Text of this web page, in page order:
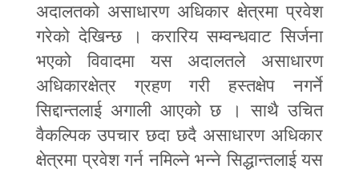
अदालतको असाधारण अधिकार क्षेत्रमा प्रवेश
गरेको देखिन्छ । करारिय सम्वन्धवाट सिर्जना
भएको विवादमा यस अदालतले असाधारण
अधिकारक्षेत्र ग्रहण गरी हस्तक्षेप नगर्ने
सिद्दान्तलाई अगाली आएको छ । साथै उचित
वैकल्पिक उपचार छदा छदै असाधारण अधिकार
क्षेत्रमा प्रवेश गर्न नमिल्ने भन्ने सिद्धान्तलाई यस